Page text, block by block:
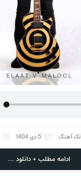
تک آهنگ 5 دی 1404
ادامه مطلب + دانلود ...